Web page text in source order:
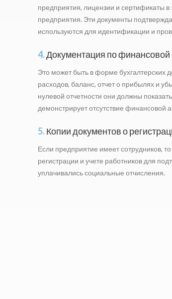
предприятия, лицензии и сертификаты в
предприятия. Эти документы
используются для идентификации и
4.Документация по финансовой
Это может быть в форме бухгалтерских
расходов, баланс, отчет о прибылях и
нулевой отчетности они должны
демонстрирует отсутствие финансовой
5.Копии документов о
Если предприятие имеет сотрудников,
регистрации и учете работников для
уплачивались социальные отчисления.